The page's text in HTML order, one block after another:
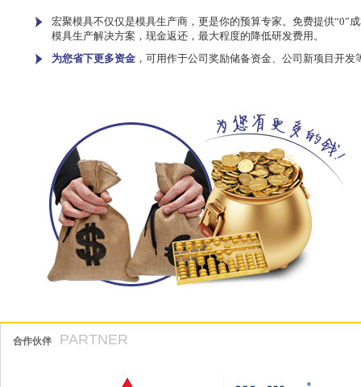
宏聚模具不仅仅是模具生产商，更是你的预算专家。免费提供“0”
模具生产解决方案，现金返还，最大程度的降低研发费用。
为您省下更多资金 ，可用作于公司奖励储备资金、公司新项目开发
合作伙伴 PARTNER